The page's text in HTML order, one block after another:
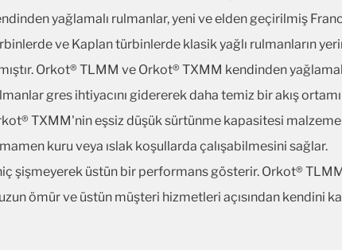
yağlamalı rulmanlar, yeni ve elden geçirilmiş
ve Kaplan türbinlerde klasik yağlı rulmanların
Orkot® TLMM ve Orkot® TXMM kendinden
gres ihtiyacını gidererek daha temiz bir akış ortamı
TXMM'nin eşsiz düşük sürtünme kapasitesi
kuru veya ıslak koşullarda çalışabilmesini sağlar.
şişmeyerek üstün bir performans gösterir. Orkot®
ömür ve üstün müşteri hizmetleri açısından kendini